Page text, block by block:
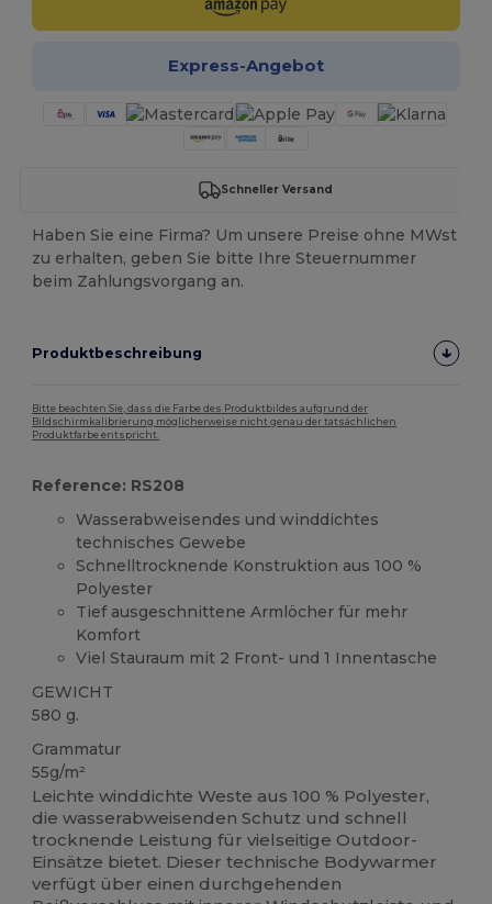
Express-Angebot
Schneller Versand
Haben Sie eine Firma? Um unsere Preise ohne MWst
zu erhalten, geben Sie bitte Ihre Steuernummer
beim Zahlungsvorgang an.
Produktbeschreibung
Bitte beachten Sie, dass die Farbe des Produktbildes aufgrund der
Bildschirmkalibrierung möglicherweise nicht genau der tatsächlichen
Produktfarbe entspricht.
Reference: RS208
Wasserabweisendes und winddichtes
technisches Gewebe
Schnelltrocknende Konstruktion aus 100 %
Polyester
Tief ausgeschnittene Armlöcher für mehr
Komfort
Viel Stauraum mit 2 Front- und 1 Innentasche
GEWICHT
580 g.
Grammatur
55g/m²
Leichte winddichte Weste aus 100 % Polyester,
die wasserabweisenden Schutz und schnell
trocknende Leistung für vielseitige Outdoor-
Einsätze bietet. Dieser technische Bodywarmer
verfügt über einen durchgehenden